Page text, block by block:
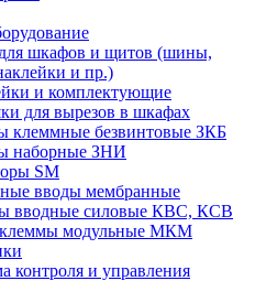
шкафов и щитов (шины,
и пр.)
и комплектующие
для вырезов в шкафах
клеммные безвинтовые ЗКБ
наборные ЗНИ
SM
вводы мембранные
вводные силовые КВС, КСВ
модульные МКМ
контроля и управления